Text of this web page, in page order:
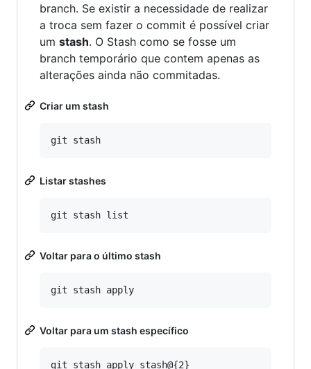
branch. Se existir a necessidade de realizar
a troca sem fazer o commit é possível criar
um stash. O Stash como se fosse um
branch temporário que contem apenas as
alterações ainda não commitadas.
Criar um stash
Listar stashes
Voltar para o último stash
Voltar para um stash específico